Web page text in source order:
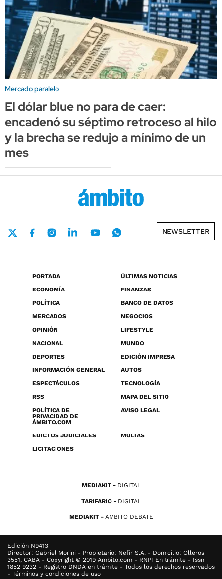
Mercado paralelo
El dólar blue no para de caer:
encadenó su séptimo retroceso al hilo
y la brecha se redujo a mínimo de un
mes
NEWSLETTER
PORTADA
ÚLTIMAS NOTICIAS
ECONOMÍA
FINANZAS
POLÍTICA
BANCO DE DATOS
MERCADOS
NEGOCIOS
OPINIÓN
LIFESTYLE
NACIONAL
MUNDO
DEPORTES
EDICIÓN IMPRESA
INFORMACIÓN GENERAL
AUTOS
ESPECTÁCULOS
TECNOLOGÍA
RSS
MAPA DEL SITIO
POLÍTICA DE
PRIVACIDAD DE
ÁMBITO.COM
AVISO LEGAL
EDICTOS JUDICIALES
MULTAS
LICITACIONES
MEDIAKIT DIGITAL
TARIFARIO DIGITAL
MEDIAKIT AMBITO DEBATE
Edición N9413
Director: Gabriel Morini - Propietario: Nefir S.A. - Domicilio: Olleros
3551, CABA - Copyright © 2019 Ambito.com - RNPI En trámite - Issn
1852 9232 - Registro DNDA en trámite - Todos los derechos reservados
- Términos y condiciones de uso